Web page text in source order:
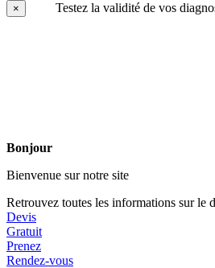
× Testez la validité de vos
Bonjour
Bienvenue sur notre site
Retrouvez toutes les informations sur le
Devis
Gratuit
Prenez
Rendez-vous